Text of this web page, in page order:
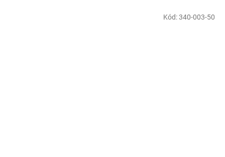
Kód:340-003-50